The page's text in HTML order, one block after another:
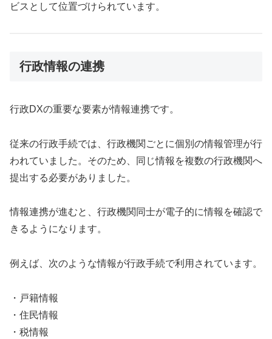
ビスとして位置づけられています。
行政情報の連携
行政DXの重要な要素が情報連携です。
従来の行政手続では、行政機関ごとに個別の情報管理が行
われていました。そのため、同じ情報を複数の行政機関へ
提出する必要がありました。
情報連携が進むと、行政機関同士が電子的に情報を確認で
きるようになります。
例えば、次のような情報が行政手続で利用されています。
・戸籍情報
・住民情報
・税情報